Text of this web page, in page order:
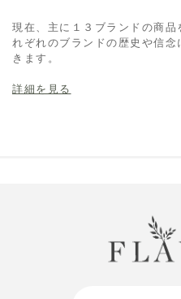
現在、主に１３ブランドの商
れぞれのブランドの歴史や信
きます。
詳細を見る